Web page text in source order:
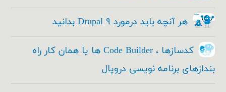
هر آنچه باید درمورد Drupal ۹ بدانید
کدسازها ، Code Builder ها یا همان کار راه
بندازهای برنامه نویسی دروپال